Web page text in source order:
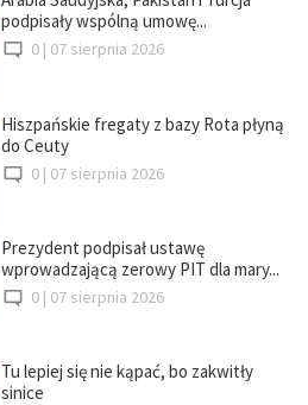
podpisały wspólną umowę...
0 | 07 sierpnia 2026
Hiszpańskie fregaty z bazy Rota płyną
do Ceuty
0 | 07 sierpnia 2026
Prezydent podpisał ustawę
wprowadzającą zerowy PIT dla mary...
0 | 07 sierpnia 2026
Tu lepiej się nie kąpać, bo zakwitły
sinice